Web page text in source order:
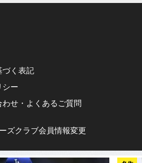
づく表記
シー
せ・よくあるご質問
ズクラブ会員情報変更